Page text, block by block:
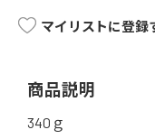
マイリストに登録
商品説明
340ｇ